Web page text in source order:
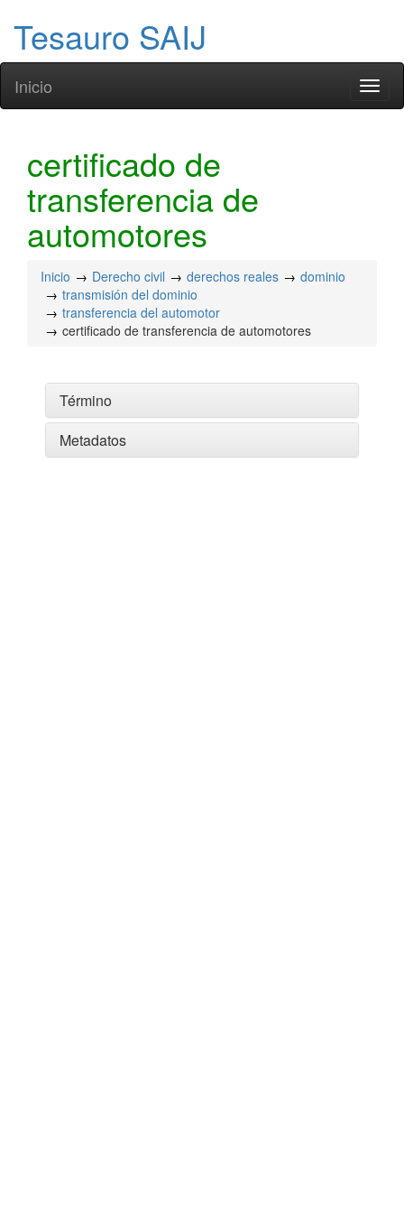
Tesauro SAIJ
Inicio
certificado de
transferencia de
automotores
Inicio Derecho civil derechos reales
dominio
transmisión del dominio
transferencia del automotor
certificado de transferencia de automotores
Término
Metadatos